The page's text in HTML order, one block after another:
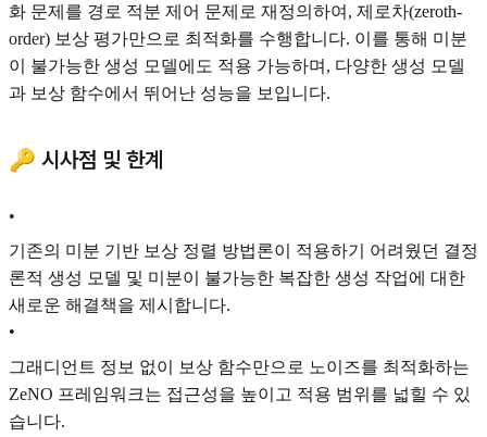
화 문제를 경로 적분 제어 문제로 재정의하여, 제로차(zeroth-
order) 보상 평가만으로 최적화를 수행합니다. 이를 통해 미분
이 불가능한 생성 모델에도 적용 가능하며, 다양한 생성 모델
과 보상 함수에서 뛰어난 성능을 보입니다.
🔑 시사점 및 한계
•
기존의 미분 기반 보상 정렬 방법론이 적용하기 어려웠던 결정
론적 생성 모델 및 미분이 불가능한 복잡한 생성 작업에 대한
새로운 해결책을 제시합니다.
•
그래디언트 정보 없이 보상 함수만으로 노이즈를 최적화하는
ZeNO 프레임워크는 접근성을 높이고 적용 범위를 넓힐 수 있
습니다.